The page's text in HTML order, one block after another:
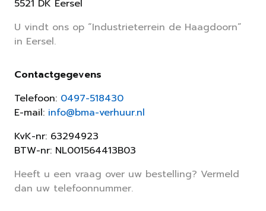
5521 DK Eersel
U vindt ons op “Industrieterrein de Haagdoorn”
in Eersel.
Contactgegevens
Telefoon: 0497-518430
E-mail: info@bma-verhuur.nl
KvK-nr: 63294923
BTW-nr: NL001564413B03
Heeft u een vraag over uw bestelling? Vermeld
dan uw telefoonnummer.